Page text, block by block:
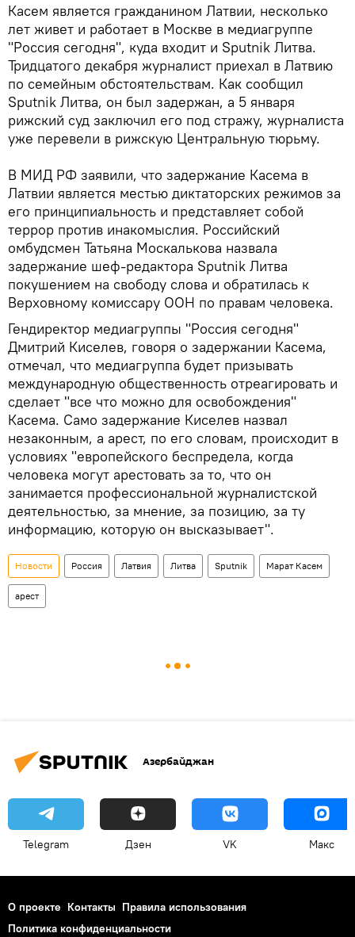
Касем является гражданином Латвии, несколько
лет живет и работает в Москве в медиагруппе
"Россия сегодня", куда входит и Sputnik Литва.
Тридцатого декабря журналист приехал в Латвию
по семейным обстоятельствам. Как сообщил
Sputnik Литва, он был задержан, а 5 января
рижский суд заключил его под стражу, журналиста
уже перевели в рижскую Центральную тюрьму.
В МИД РФ заявили, что задержание Касема в
Латвии является местью диктаторских режимов за
его принципиальность и представляет собой
террор против инакомыслия. Российский
омбудсмен Татьяна Москалькова назвала
задержание шеф-редактора Sputnik Литва
покушением на свободу слова и обратилась к
Верховному комиссару ООН по правам человека.
Гендиректор медиагруппы "Россия сегодня"
Дмитрий Киселев, говоря о задержании Касема,
отмечал, что медиагруппа будет призывать
международную общественность отреагировать и
сделает "все что можно для освобождения"
Касема. Само задержание Киселев назвал
незаконным, а арест, по его словам, происходит в
условиях "европейского беспредела, когда
человека могут арестовать за то, что он
занимается профессиональной журналистской
деятельностью, за мнение, за позицию, за ту
информацию, которую он высказывает".
Новости Россия Латвия Литва Sputnik Марат Касем
арест
Азербайджан
Telegram Дзен VK Макс
О проекте Контакты Правила использования
Политика конфиденциальности